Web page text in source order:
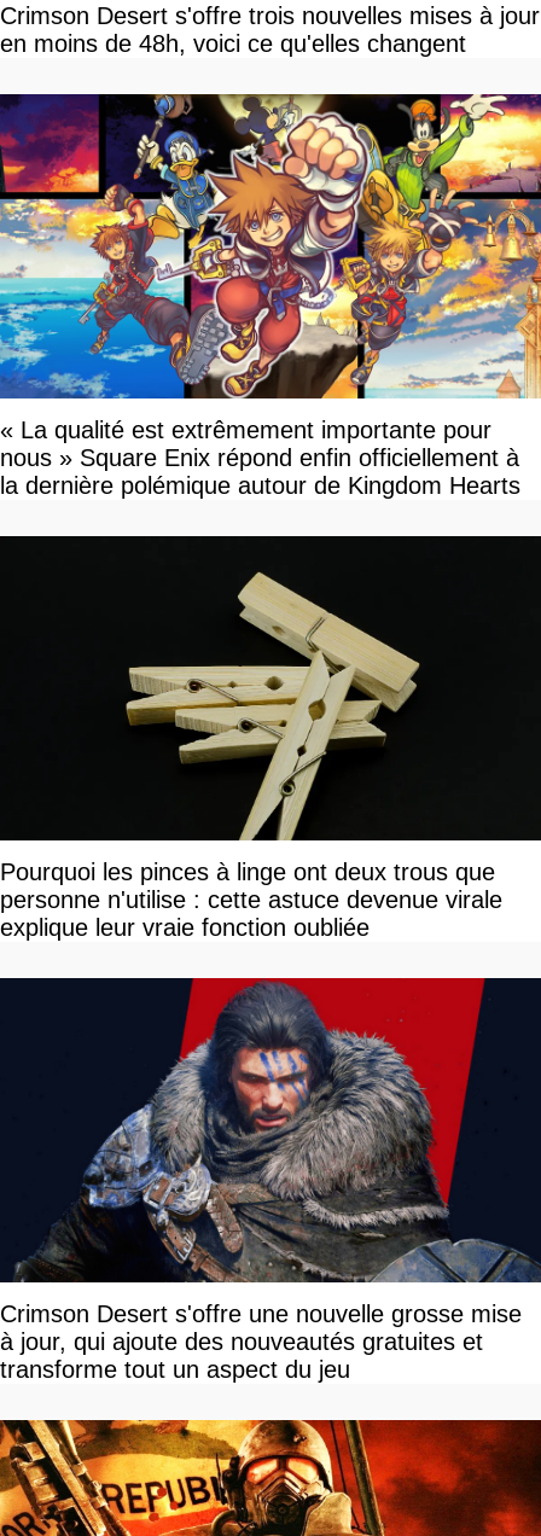
Crimson Desert s'offre trois nouvelles mises à jour
en moins de 48h, voici ce qu'elles changent
« La qualité est extrêmement importante pour
nous » Square Enix répond enfin officiellement à
la dernière polémique autour de Kingdom Hearts
Pourquoi les pinces à linge ont deux trous que
personne n'utilise : cette astuce devenue virale
explique leur vraie fonction oubliée
Crimson Desert s'offre une nouvelle grosse mise
à jour, qui ajoute des nouveautés gratuites et
transforme tout un aspect du jeu